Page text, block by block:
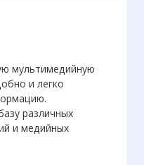
мультимедийную
и легко
различных
и медийных